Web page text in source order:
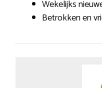
Wekelijks
Betrokken en